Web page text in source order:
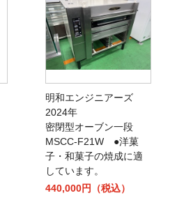
明和エンジニアーズ
2024年
密閉型オーブン一段
MSCC-F21W ●洋菓
子・和菓子の焼成に適
しています。
440,000円（税込）